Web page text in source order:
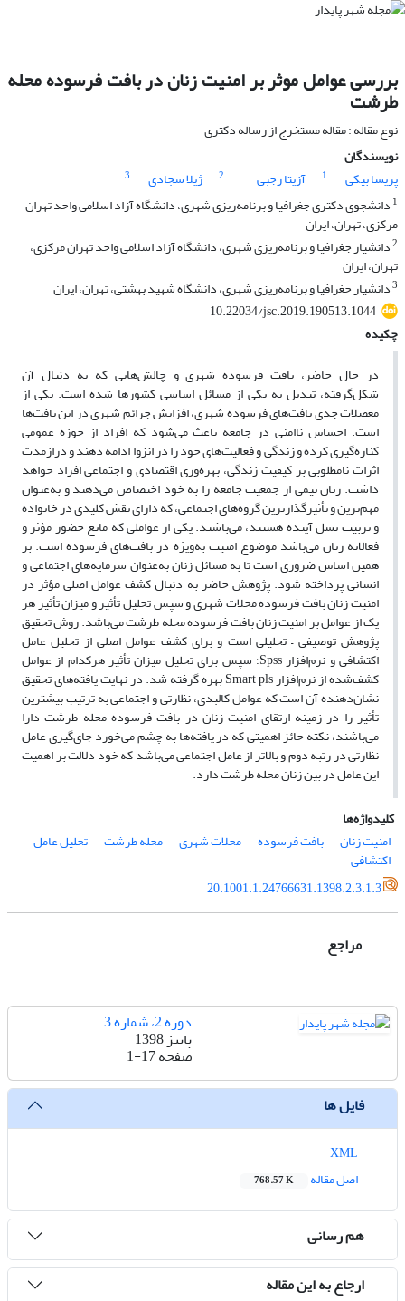
بررسی عوامل موثر بر امنیت زنان در بافت فرسوده محله
طرشت
نوع مقاله : مقاله مستخرج از رساله دکتری
نویسندگان
پریسا بیکی
1 آزیتا رجبی 2 ژیلا سجادی
3
1 دانشجوی دکتری جغرافیا و برنامه‌ریزی شهری، دانشگاه آزاد اسلامی واحد تهران
مرکزی، تهران، ایران
2دانشیار جغرافیا و برنامه‌ریزی شهری، دانشگاه آزاد اسلامی واحد تهران مرکزی،
تهران، ایران
3دانشیار جغرافیا و برنامه‌ریزی شهری، دانشگاه شهید بهشتی، تهران، ایران
10.22034/jsc.2019.190513.1044
چکیده
در حال حاضر، بافت فرسوده شهری و چالش‌هایی که به دنبال آن
شکل‌گرفته، تبدیل به یکی از مسائل اساسی کشورها شده است. یکی از
معضلات جدی بافت‌های فرسوده شهری، افزایش جرائم شهری در این بافت‌ها
است. احساس ناامنی در جامعه باعث می‌شود که افراد از حوزه عمومی
کناره‌گیری کرده و زندگی و فعالیت‌های خود را در انزوا ادامه دهند و درازمدت
اثرات نامطلوبی بر کیفیت زندگی، بهره‌وری اقتصادی و اجتماعی افراد خواهد
داشت. زنان نیمی از جمعیت جامعه را به خود اختصاص می‌دهند و به‌عنوان
مهم‌ترین و تأثیرگذارترین گروه‌های اجتماعی، که دارای نقش کلیدی در خانواده
و تربیت نسل آینده هستند، می‌باشند. یکی از عواملی که مانع حضور مؤثر و
فعالانه زنان می‌باشد موضوع امنیت به‌ویژه در بافت‌های فرسوده است. بر
همین اساس ضروری است تا به مسائل زنان به‌عنوان سرمایه‌های اجتماعی و
انسانی پرداخته شود. پژوهش حاضر به دنبال کشف عوامل اصلی مؤثر در
امنیت زنان بافت فرسوده محلات شهری و سپس تحلیل تأثیر و میزان تأثیر هر
یک از عوامل بر امنیت زنان بافت فرسوده محله طرشت می‌باشد. روش تحقیق
پژوهش توصیفی – تحلیلی است و برای کشف عوامل اصلی از تحلیل عامل
اکتشافی و نرم‌افزار Spss؛ سپس برای تحلیل میزان تأثیر هرکدام از عوامل
کشف‌شده از نرم‌افزار Smart pls بهره گرفته شد. در نهایت یافته‌های تحقیق
نشان‌دهنده آن است که عوامل کالبدی، نظارتی و اجتماعی به ترتیب بیشترین
تأثیر را در زمینه ارتقای امنیت زنان در بافت فرسوده محله طرشت دارا
می‌باشند، نکته حائز اهمیتی که در یافته‌ها به چشم می‌خورد جای‌گیری عامل
نظارتی در رتبه دوم و بالاتر از عامل اجتماعی می‌باشد که خود دلالت بر اهمیت
این عامل در بین زنان محله طرشت دارد.
کلیدواژه‌ها
امنیت زنان
بافت فرسوده محلات شهری محله طرشت تحلیل عامل
اکتشافی
20.1001.1.24766631.1398.2.3.1.3
مراجع
دوره 2، شماره 3
پاییز 1398
صفحه1-17
فایل ها
اصل مقاله
768.57 K
هم رسانی
ارجاع به این مقاله